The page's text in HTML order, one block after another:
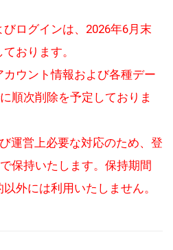
ログインは、2026年6月末
おります。
ウント情報および各種デー
順次削除を予定しておりま
運営上必要な対応のため、登
保持いたします。保持期間
外には利用いたしません。